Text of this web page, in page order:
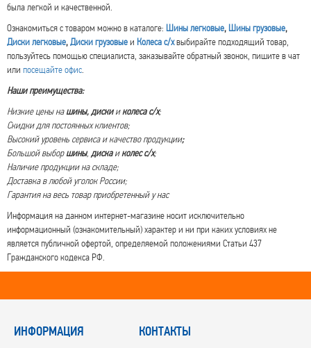
была легкой и качественной.
Ознакомиться с товаром можно в каталоге: Шины легковые, Шины грузовые,
Диски легковые,Диски грузовыеи Колеса с/хвыбирайте подходящий товар,
пользуйтесь помощью специалиста, заказывайте обратный звонок, пишите в чат
или посещайте офис.
Наши преимущества:
Низкие цены нашины,дискииколеса с/х;
Скидки для постоянных клиентов;
Высокий уровень сервиса и качество продукции;
Большой выборшины, дискаиколес с/х;
Наличие продукции на складе;
Доставка в любой уголок России;
Гарантия на весь товар приобретенный у нас
Информация на данном интернет-магазине носит исключительно
информационный (ознакомительный) характер и ни при каких условиях не
является публичной офертой, определяемой положениями Статьи 437
Гражданского кодекса РФ.
ИНФОРМАЦИЯ КОНТАКТЫ